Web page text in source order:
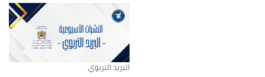
البريد التربوي